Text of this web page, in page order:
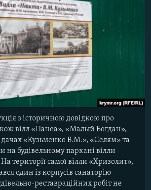
з історичною довідкою про
вілл «Панеа», «Малый Богдан»,
«Кузьменко В.М.», «Селям» та
на будівельному паркані вілли
території самої вілли «Хризолит»,
один із корпусів санаторію
реставраційних робіт не